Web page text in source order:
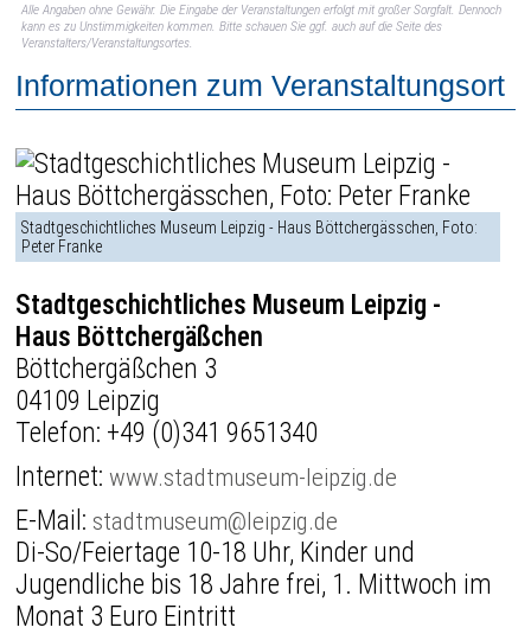
Alle Angaben ohne Gewähr. Die Eingabe der Veranstaltungen erfolgt mit großer Sorgfalt. Dennoch
kann es zu Unstimmigkeiten kommen. Bitte schauen Sie ggf. auch auf die Seite des
Veranstalters/Veranstaltungsortes.
Informationen zum Veranstaltungsort
Stadtgeschichtliches Museum Leipzig - Haus Böttchergässchen, Foto:
Peter Franke
Stadtgeschichtliches Museum Leipzig -
Haus Böttchergäßchen
Böttchergäßchen 3
04109 Leipzig
Telefon: +49 (0)341 9651340
Internet:www.stadtmuseum-leipzig.de
E-Mail: stadtmuseum@leipzig.de
Di-So/Feiertage 10-18 Uhr, Kinder und
Jugendliche bis 18 Jahre frei, 1. Mittwoch im
Monat 3 Euro Eintritt